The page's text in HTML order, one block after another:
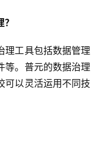
理工具包括数据管理
等。普元的数据治理
可以灵活运用不同技